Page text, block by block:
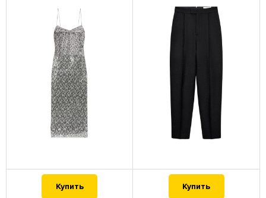
Купить Купить